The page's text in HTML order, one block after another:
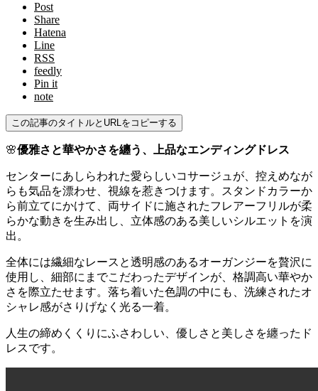
Post
Share
Hatena
Line
RSS
feedly
Pin it
note
この記事のタイトルとURLをコピーする
🌸優雅さと華やかさを纏う、上品なエンディングドレス
センターにあしらわれた愛らしいコサージュが、控えめなが
らも気品を漂わせ、視線を惹きつけます。スタンドカラーか
ら前立てにかけて、両サイドに施されたフレアーフリルが柔
らかな動きを生み出し、立体感のある美しいシルエットを演
出。
全体には繊細なレースと透明感のあるオーガンジーを贅沢に
使用し、細部にまでこだわったデザインが、格調高い華やか
さを際立たせます。落ち着いた色調の中にも、洗練されたオ
シャレ感がさりげなく光る一着。
人生の締めくくりにふさわしい、優しさと美しさを纏ったド
レスです。